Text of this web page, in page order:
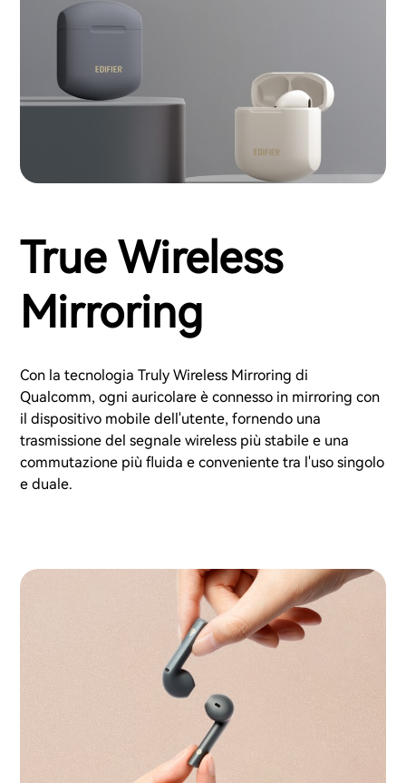
True Wireless
Mirroring
Con la tecnologia Truly Wireless Mirroring di
Qualcomm, ogni auricolare è connesso in mirroring con
il dispositivo mobile dell'utente, fornendo una
trasmissione del segnale wireless più stabile e una
commutazione più fluida e conveniente tra l'uso singolo
e duale.